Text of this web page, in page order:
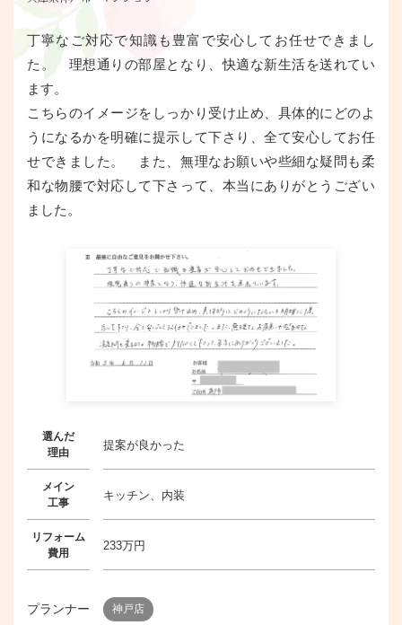
丁寧なご対応で知識も豊富で安心してお任せできまし
た。 理想通りの部屋となり、快適な新生活を送れてい
ます。
こちらのイメージをしっかり受け止め、具体的にどのよ
うになるかを明確に提示して下さり、全て安心してお任
せできました。 また、無理なお願いや些細な疑問も柔
和な物腰で対応して下さって、本当にありがとうござい
ました。
選んだ
理由
提案が良かった
メイン
工事
キッチン、内装
リフォーム
費用
233万円
プランナー 神戸店